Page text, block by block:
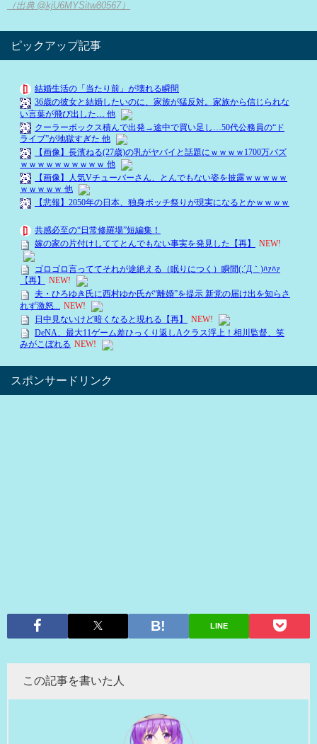
（出典 @kjU6MYSitw80567）
ピックアップ記事
スポンサードリンク
LINE
この記事を書いた人